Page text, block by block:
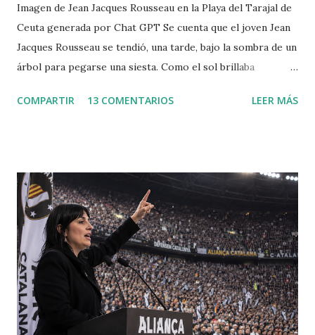
Imagen de Jean Jacques Rousseau en la Playa del Tarajal de
Ceuta generada por Chat GPT Se cuenta que el joven Jean
Jacques Rousseau se tendió, una tarde, bajo la sombra de un
árbol para pegarse una siesta. Como el sol brillaba
cabeza. Cuando despertó, leió el periódico que le había
pregunta: "¿Cuál es el origen de la desigualdad entre los
hombres, y si es respaldada por la ley natural?". Jean
Jacques escribió entonces el Discurso sobre el origen y los
fundamentos de la desigualdad entre los hombres , que le
convirtió enseguida en una celebrity en toda Europa. Para
Rousseau, la sociedad civil es una trampa perpetuada por
los poderosos sobre los débiles, de modo que puedan
conservar su poder y riqueza. Muchas veces creo que se
COMPARTIR 13 COMENTARIOS LEER MÁS